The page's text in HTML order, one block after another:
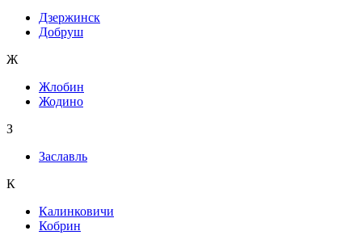
Дзержинск
Добруш
Ж
Жлобин
Жодино
З
Заславль
К
Калинковичи
Кобрин